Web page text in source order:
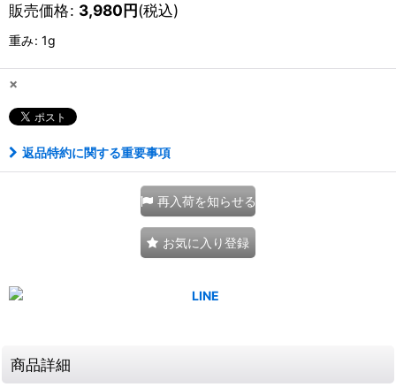
販売価格: 3,980円(税込)
重み: 1g
×
返品特約に関する重要事項
再入荷を知らせる
お気に入り登録
商品詳細